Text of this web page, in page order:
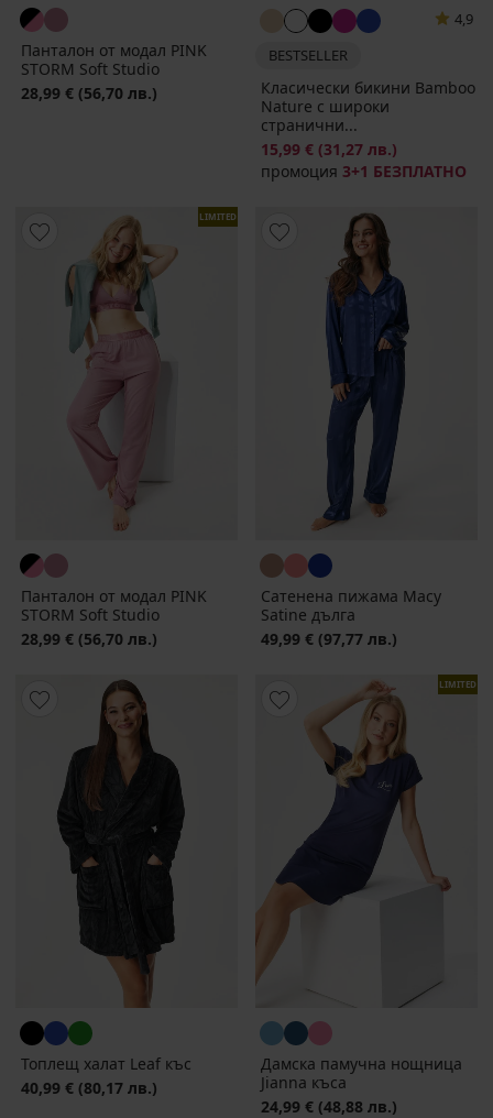
Панталон от модал PINK
STORM Soft Studio
28,99 € (56,70 лв.)
4,9
BESTSELLER
Класически бикини Bamboo
Nature с широки
странични...
15,99 € (31,27 лв.)
промоция 3+1 БЕЗПЛАТНО
LIMITED
Панталон от модал PINK
STORM Soft Studio
28,99 € (56,70 лв.)
Сатенена пижама Macy
Satine дълга
49,99 € (97,77 лв.)
Топлещ халат Leaf къс
40,99 € (80,17 лв.)
LIMITED
Дамска памучна нощница
Jianna къса
24,99 € (48,88 лв.)